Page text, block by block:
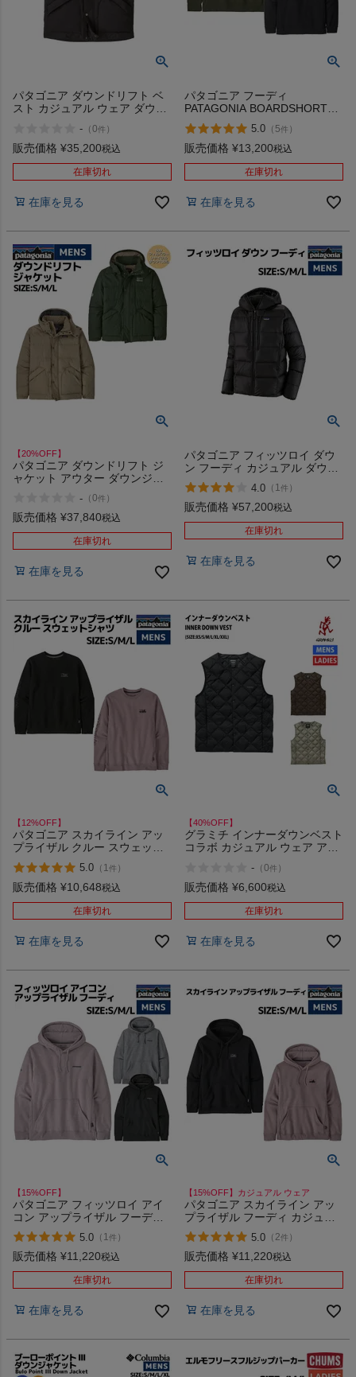
サックス SAXX
スポーツマリオTOP
ベースボールマリオ（野球商品）
お気に入り
ご利用ガイド
クーポン一覧
商品レビュー
プロテイン・サプリメントまとめ買い
スタッフコーディネート
パタゴニア ダウンドリフト ベ
スト カジュアル ウェア ダウン
プ ハイキング PATAGONIA
DOWNDRIFT VEST 20785
- （0件 ）
販売価格 ¥35,200税込
在庫切れ
在庫を見る
パタゴニア フーディ
PATAGONIA BOARDSHORT
LOGO UPRISAL HOODY
5.0 （ 5件 ）
販売価格 ¥13,200税込
在庫切れ
在庫を見る
【20%OFF】
パタゴニア ダウンドリフト ジ
ャケット アウター ダウンジャ
ドア PATAGONIA DOWNDRIFT
INSULATED JACKET 20600
- （0件 ）
販売価格 ¥37,840税込
在庫切れ
在庫を見る
パタゴニア フィッツロイ ダウ
ン フーディ カジュアル ダウン
ジャケット 防寒 アウター アウ
トドア PATAGONIA FITZ ROY
DOWN HOODY 85500
4.0 （ 1件 ）
販売価格 ¥57,200税込
在庫切れ
在庫を見る
【12%OFF】
パタゴニア スカイライン アッ
プライザル クルー スウェット
シャツ プルオーバー トレーナ
ー クルーネック ウェア アウト
ドア キャンプ PATAGONIA
SWEATSHIRT 39656
5.0 （ 1件 ）
販売価格 ¥10,648税込
在庫切れ
在庫を見る
【40%OFF】
グラミチ インナーダウンベスト
コラボ カジュアル ウェア アウ
VEST TAION アウトレット セ
ール
- （0件 ）
販売価格 ¥6,600税込
在庫切れ
在庫を見る
【15%OFF】
パタゴニア フィッツロイ アイ
コン アップライザル フーディ
カジュアル ウェア パーカー ア
ウトドア ハイキング
PATAGONIA FITZ ROY ICON
5.0 （ 1件 ）
販売価格 ¥11,220税込
在庫切れ
在庫を見る
【15%OFF】カジュアル ウェア
パタゴニア スカイライン アッ
プライザル フーディ カジュア
ル プルオーバー トレーナー パ
ーカー アウトドア ハイキング
キャンプ PATAGONIA SKYLINE
5.0 （ 2件 ）
販売価格 ¥11,220税込
在庫切れ
在庫を見る